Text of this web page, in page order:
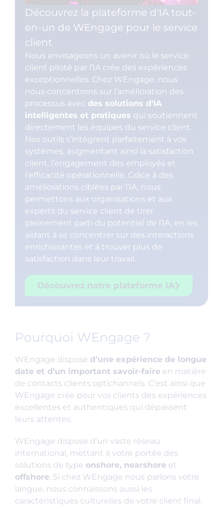
Découvrez la plateforme d'IA tout-
en-un de WEngage pour le service
client
Nous envisageons un avenir où le service
client piloté par l’IA crée des expériences
exceptionnelles. Chez WEngage, nous
nous concentrons sur l’amélioration des
processus avec des solutions d’IA
intelligentes et pratiques qui soutiennent
directement les équipes du service client.
Nos outils s’intègrent parfaitement à vos
systèmes, augmentant ainsi la satisfaction
client, l’engagement des employés et
l’efficacité opérationnelle. Grâce à des
améliorations ciblées par l’IA, nous
permettons aux organisations et aux
experts du service client de tirer
pleinement parti du potentiel de l’IA, en les
aidant à se concentrer sur des interactions
enrichissantes et à trouver plus de
satisfaction dans leur travail.
Découvrez notre plateforme IA
Pourquoi WEngage ?
WEngage dispose d’une expérience de longue
date et d’un important savoir-faire en matière
de contacts clients optichannels. C’est ainsi que
WEngage crée pour vos clients des expériences
excellentes et authentiques qui dépassent
leurs attentes.
WEngage dispose d’un vaste réseau
international, mettant à votre portée des
solutions de type onshore, nearshore et
offshore. Si chez WEngage nous parlons votre
langue, nous connaissons aussi les
caractéristiques culturelles de votre client final.